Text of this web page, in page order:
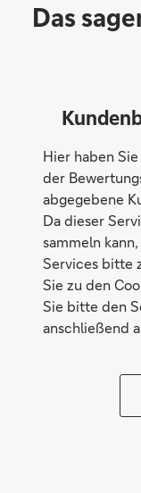
Das
Hier haben
der
abgegebene
Da dieser
sammeln
Services bitte
Sie zu den
Sie bitte den
anschließend